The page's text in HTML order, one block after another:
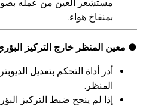
مستشعر العين من عمله
بمنفاخ هواء.
معين المنظر خارج التركيز
أدر أداة التحكم بتعديل
المنظر.
إذا لم ينجح ضبط التركيز